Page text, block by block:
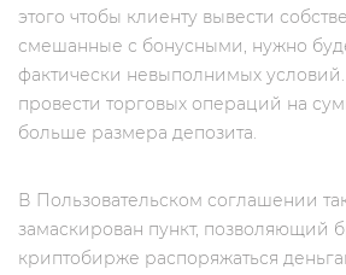
этого чтобы клиенту вывести
смешанные с бонусными, нужно
фактически невыполнимых
провести торговых операций на
больше размера депозита.
В Пользовательском соглашении
замаскирован пункт, позволяющий
криптобирже распоряжаться